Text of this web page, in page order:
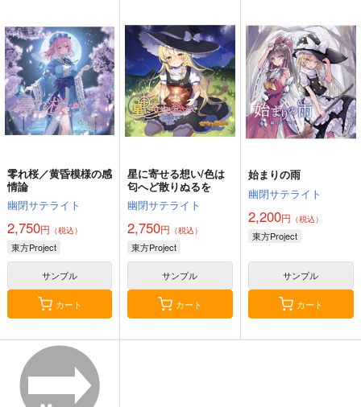
幽閉サテライト
2,200円（税込）
東方Project
サンプル
京 ～ Fossilized Won
ders.
上海アリス幻樂団
1,760円（税込）
東方Project
サンプル
滅 ～ The Truth of th
e Cessation of Dukkh
a
Demetori
1,320円（税込）
東方Project 博麗霊夢
サンプル
東方剛欲異聞～水没し
た沈愁地獄
黄昏フロンティア
零れ桜／黄昏模様の感
情論
幽閉サテライト
2,750円 （税込）
東方Project
サンプル
カート
星に寄せる想い/色は
匂へど散りぬるを
幽閉サテライト
2,750円 （税込）
東方Project
サンプル
カート
始まりの雨
幽閉サテライト
2,200円 （税込）
東方Project
サンプル
カート